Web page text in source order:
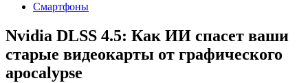
Смартфоны
Nvidia DLSS 4.5: Как ИИ спасет ваши
старые видеокарты от графического
apocalypse